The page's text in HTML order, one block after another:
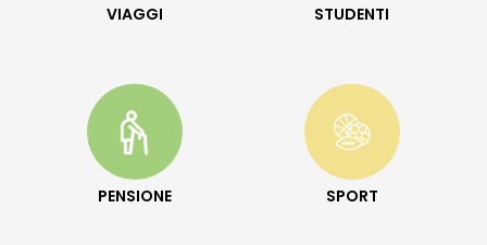
VIAGGI STUDENTI
PENSIONE SPORT